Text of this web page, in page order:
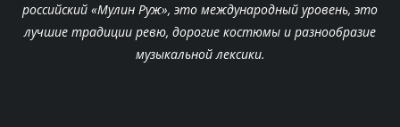
российский «Мулин Руж», это международный уровень, это
лучшие традиции ревю, дорогие костюмы и разнообразие
музыкальной лексики.